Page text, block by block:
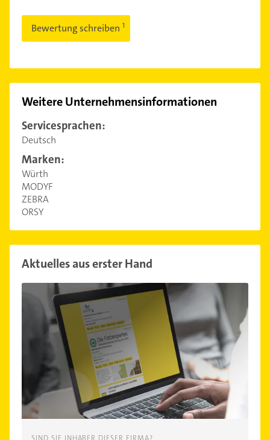
Bewertung schreiben
Weitere Unternehmensinformationen
Servicesprachen:
Deutsch
Marken:
Würth
MODYF
ZEBRA
ORSY
Aktuelles aus erster Hand